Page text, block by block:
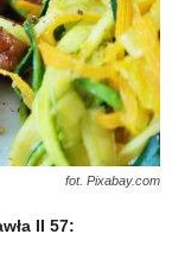
fot. Pixabay.com
II 57: